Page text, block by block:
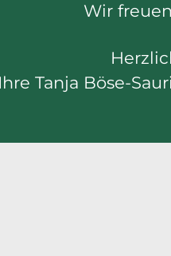
Wir
Tanja Böse-